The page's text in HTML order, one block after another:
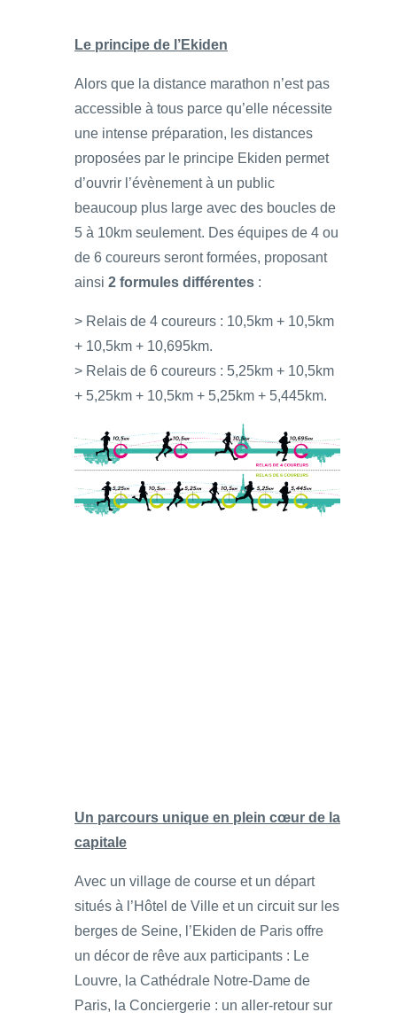
Le principe de l’Ekiden
Alors que la distance marathon n’est pas
accessible à tous parce qu’elle nécessite
une intense préparation, les distances
proposées par le principe Ekiden permet
d’ouvrir l’évènement à un public
beaucoup plus large avec des boucles de
5 à 10km seulement. Des équipes de 4 ou
de 6 coureurs seront formées, proposant
ainsi 2 formules différentes :
> Relais de 4 coureurs : 10,5km + 10,5km
+ 10,5km + 10,695km.
> Relais de 6 coureurs : 5,25km + 10,5km
+ 5,25km + 10,5km + 5,25km + 5,445km.
Un parcours unique en plein cœur de la
capitale
Avec un village de course et un départ
situés à l’Hôtel de Ville et un circuit sur les
berges de Seine, l’Ekiden de Paris offre
un décor de rêve aux participants : Le
Louvre, la Cathédrale Notre-Dame de
Paris, la Conciergerie : un aller-retour sur